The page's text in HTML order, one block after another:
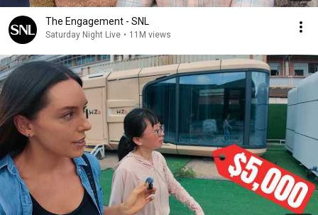
The Engagement - SNL
Saturday Night Live • 11M views